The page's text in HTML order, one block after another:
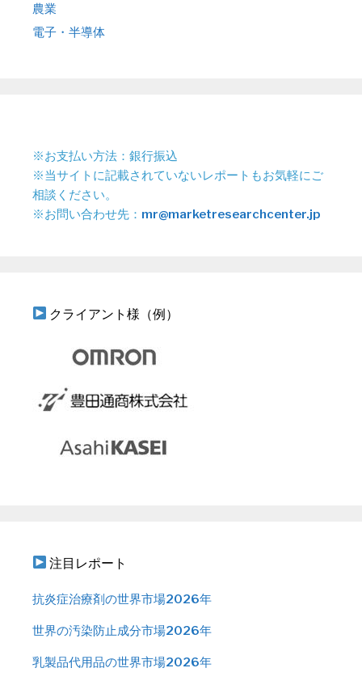
農業
電子・半導体
※お支払い方法：銀行振込
※当サイトに記載されていないレポートもお気軽にご
相談ください。
※お問い合わせ先： mr@marketresearchcenter.jp
クライアント様（例）
注目レポート
抗炎症治療剤の世界市場2026年
世界の汚染防止成分市場2026年
乳製品代用品の世界市場2026年